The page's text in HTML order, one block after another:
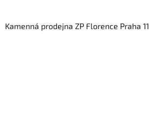
Kamenná prodejna ZP Florence Praha 11